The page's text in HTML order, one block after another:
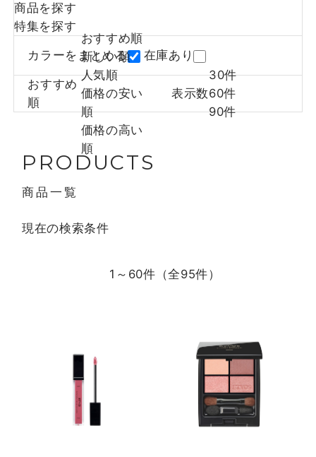
商品を探す
特集を探す
カラーをまとめる 在庫あり
おすすめ
順
おすすめ順
新しい順
人気順
価格の安い
順
価格の高い
順
表示数
30件
60件
90件
PRODUCTS
商品一覧
現在の検索条件
1～60件（全95件）